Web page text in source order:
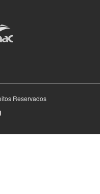
Reservados